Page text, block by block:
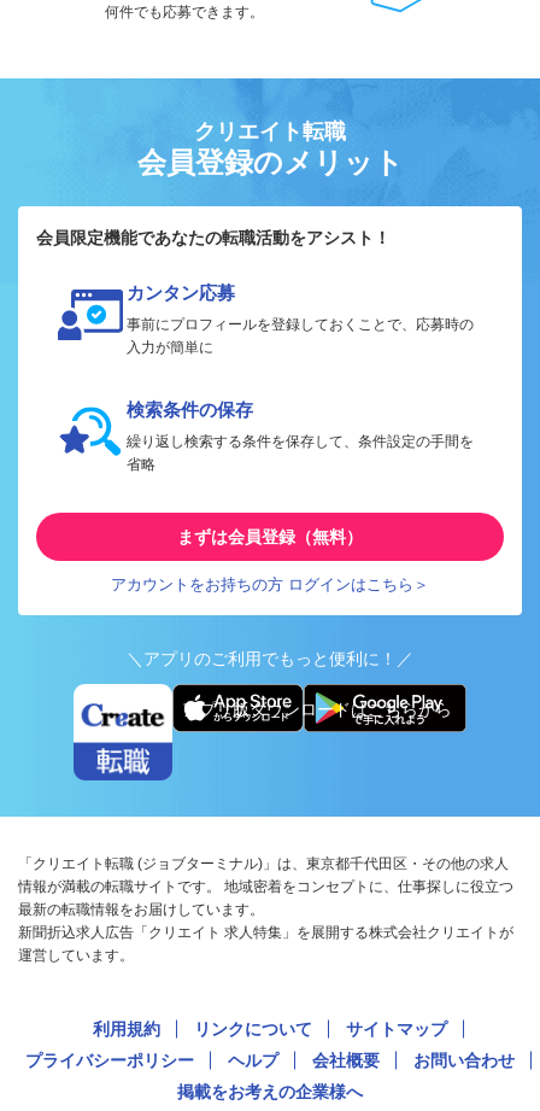
何件でも応募できます。
クリエイト転職
会員登録のメリット
会員限定機能であなたの転職活動をアシスト！
カンタン応募
事前にプロフィールを登録しておくことで、応募時の
入力が簡単に
検索条件の保存
繰り返し検索する条件を保存して、条件設定の手間を
省略
まずは会員登録（無料）
アカウントをお持ちの方 ログインはこちら＞
＼アプリのご利用でもっと便利に！／
アプリ版ダウンロードはこちらから
「クリエイト転職 (ジョブターミナル)」は、東京都千代田区・その他の求人
情報が満載の転職サイトです。 地域密着をコンセプトに、仕事探しに役立つ
最新の転職情報をお届けしています。
新聞折込求人広告「クリエイト 求人特集」を展開する株式会社クリエイトが
運営しています。
利用規約 リンクについて
サイトマップ
プライバシーポリシー
ヘルプ 会社概要
お問い合わせ
掲載をお考えの企業様へ